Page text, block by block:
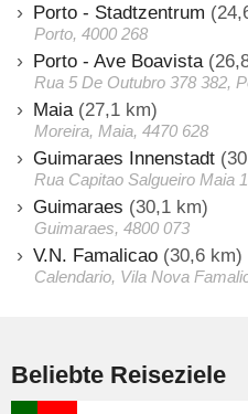
Porto - Stadtzentrum
Porto, 4000 268
Porto - Ave Boavista
Rua 5 De Outubro 378 382,
Maia (27,1 km)
Moreira, Maia, 4470 628
Guimaraes Innenstadt
Rua Capitao Salgueiro Maia
Guimaraes (30,1 km)
Guimaraes, 4800 073
V.N. Famalicao (30,6 km)
Calendario, Vila Nova
Beliebte Reiseziele